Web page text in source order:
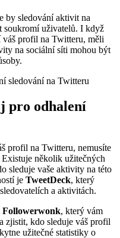
by sledování aktivit na
soukromí uživatelů. I když
váš profil na Twitteru, měli
na sociální síti mohou být
pro odhalení
profil na Twitteru, nemusíte
Existuje několik užitečných
sleduje vaše aktivity na této
je TweetDeck, který
a aktivitách.
Followerwonk, který vám
zjistit, kdo sleduje váš profil
užitečné statistiky o